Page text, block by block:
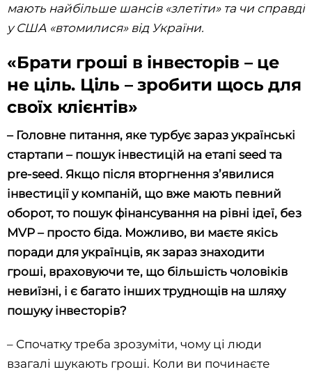
мають найбільше шансів «злетіти» та чи справді
у США «втомилися» від України.
«Брати гроші в інвесторів – це
не ціль. Ціль – зробити щось для
своїх клієнтів»
– Головне питання, яке турбує зараз українські
стартапи – пошук інвестицій на етапі seed та
pre-seed. Якщо після вторгнення з’явилися
інвестиції у компаній, що вже мають певний
оборот, то пошук фінансування на рівні ідеї, без
MVP – просто біда. Можливо, ви маєте якісь
поради для українців, як зараз знаходити
гроші, враховуючи те, що більшість чоловіків
невиїзні, і є багато інших труднощів на шляху
пошуку інвесторів?
– Спочатку треба зрозуміти, чому ці люди
взагалі шукають гроші. Коли ви починаєте